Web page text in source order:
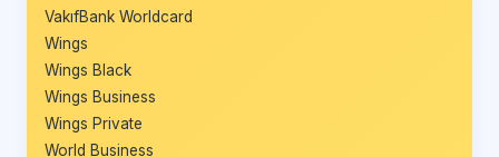
VakıfBank Worldcard
Wings
Wings Black
Wings Business
Wings Private
World Business